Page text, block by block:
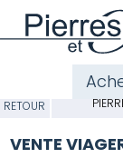
RETOUR
VENTE